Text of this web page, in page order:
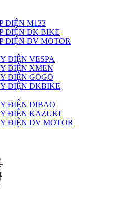
ĐIỆN M133
ĐIỆN DK BIKE
ĐIỆN DV MOTOR
ĐIỆN VESPA
ĐIỆN XMEN
ĐIỆN GOGO
ĐIỆN DKBIKE
ĐIỆN DIBAO
ĐIỆN KAZUKI
ĐIỆN DV MOTOR